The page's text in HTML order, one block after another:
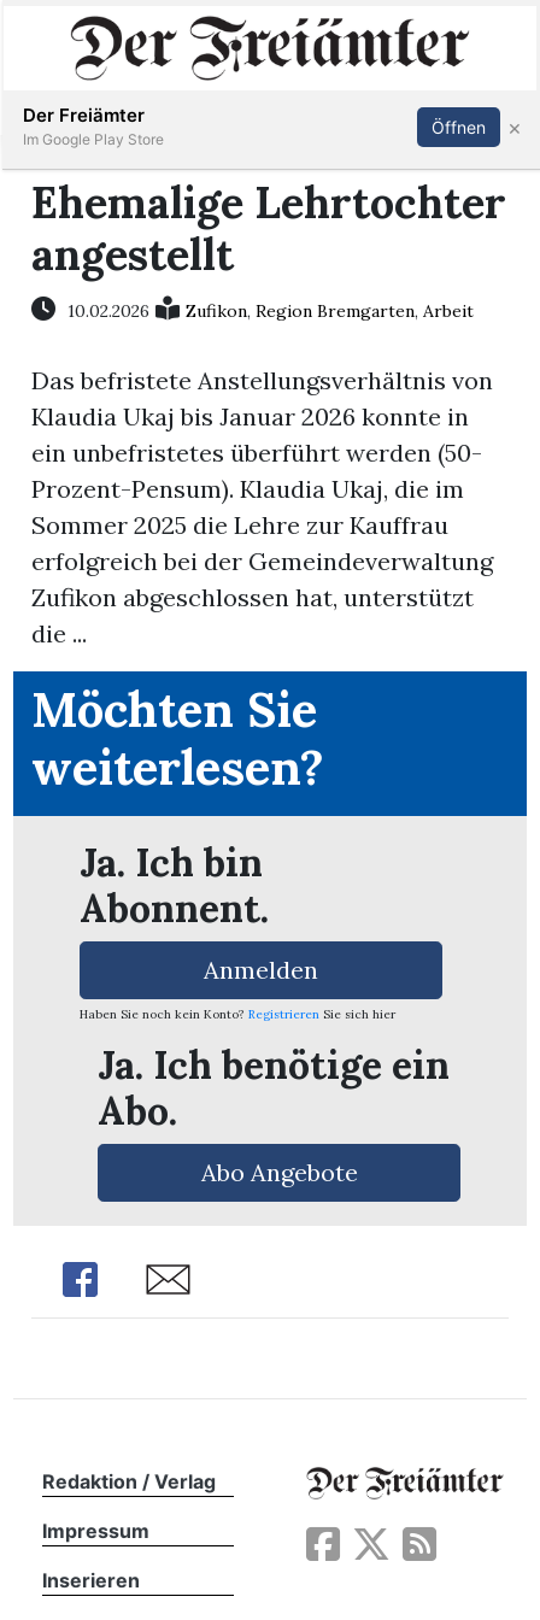
Immobilien
Veranstaltungen
Stellen
E-
Newsletter
App
Inserieren Abonnieren Anmelden
Ehemalige Lehrtochter
angestellt
10.02.2026 Zufikon,Region Bremgarten,Arbeit
Das befristete Anstellungsverhältnis von
Klaudia Ukaj bis Januar 2026 konnte in
ein unbefristetes überführt werden (50-
Prozent-Pensum). Klaudia Ukaj, die im
Sommer 2025 die Lehre zur Kauffrau
erfolgreich bei der Gemeindeverwaltung
Zufikon abgeschlossen hat, unterstützt
die ...
Möchten Sie
weiterlesen?
Ja. Ich bin
Abonnent.
Anmelden
Haben Sie noch kein Konto? Registrieren Sie sich hier
Ja. Ich benötige ein
Abo.
Abo Angebote
Share Share
Redaktion / Verlag
Impressum
Inserieren
Der Freiämter
Im Google Play Store
Öffnen ×